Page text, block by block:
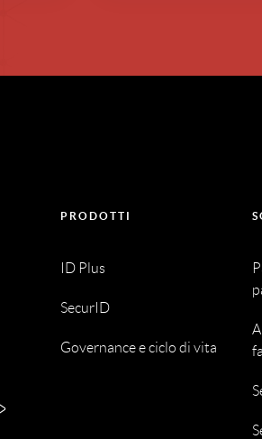
PRODOTTI
ID Plus
SecurID
Governance e ciclo di vita